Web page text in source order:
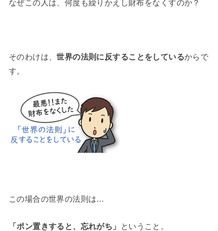
なぜこの人は、何度も繰りかえし財布をなくすのか？
そのわけは、世界の法則に反することをしているからで
す。
この場合の世界の法則は…
「ポン置きすると、忘れがち」 ということ。